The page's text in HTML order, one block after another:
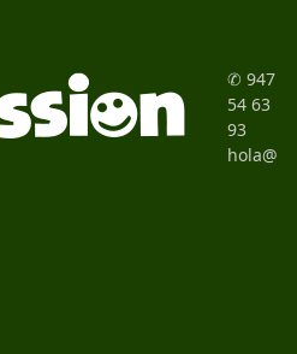
✆ 947
54 63
93
hola@